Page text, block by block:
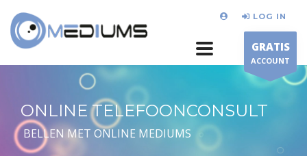
LOG IN
GRATIS
ACCOUNT
ONLINE TELEFOONCONSULT
BELLEN MET ONLINE MEDIUMS